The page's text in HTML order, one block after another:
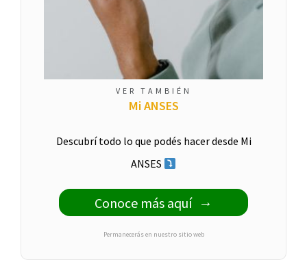
VER TAMBIÉN
Mi ANSES
Descubrí todo lo que podés hacer desde Mi
ANSES
Conoce más aquí
Permanecerás en nuestro sitio web